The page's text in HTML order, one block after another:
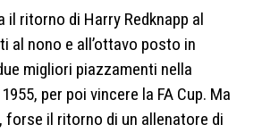
il ritorno di Harry Redknapp al
al nono e all’ottavo posto in
migliori piazzamenti nella
per poi vincere la FA Cup. Ma
forse il ritorno di un allenatore di